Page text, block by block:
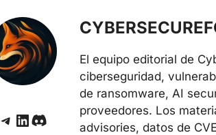
Telegram
LinkedIn
Discord
El equipo editorial de
ciberseguridad,
de ransomware, AI
proveedores. Los
advisories, datos de